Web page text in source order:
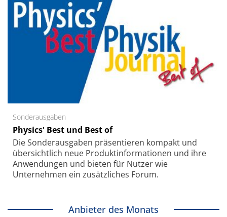
Sonderausgaben
Physics' Best und Best of
Die Sonder­ausgaben präsentieren kompakt und
übersichtlich neue Produkt­informationen und ihre
Anwendungen und bieten für Nutzer wie
Unternehmen ein zusätzliches Forum.
Anbieter des Monats